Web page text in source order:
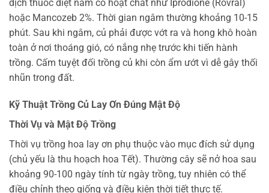
dịch thuốc diệt nấm có hoạt chất như Iprodione (Rovral)
hoặc Mancozeb 2%. Thời gian ngâm thường khoảng 10-15
phút. Sau khi ngâm, củ phải được vớt ra và hong khô hoàn
toàn ở nơi thoáng gió, có nắng nhẹ trước khi tiến hành
trồng. Cấm tuyệt đối trồng củ khi còn ẩm ướt vì dễ gây thối
nhũn trong đất.
Kỹ Thuật Trồng Củ Lay Ơn Đúng Mật Độ
Thời Vụ và Mật Độ Trồng
Thời vụ trồng hoa lay ơn phụ thuộc vào mục đích sử dụng
(chủ yếu là thu hoạch hoa Tết). Thường cây sẽ nở hoa sau
khoảng 90-100 ngày tính từ ngày trồng, tuy nhiên có thể
điều chỉnh theo giống và điều kiện thời tiết thực tế.